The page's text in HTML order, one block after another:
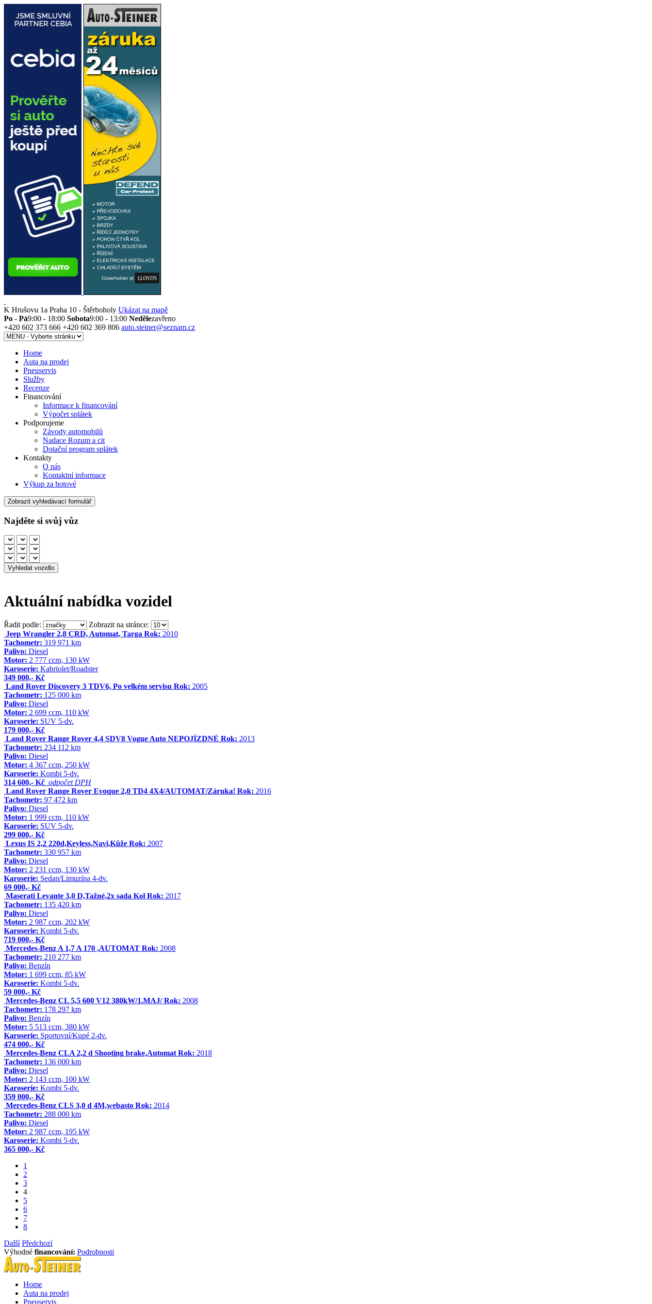
K Hrušovu 1a Praha 10 - Štěrboholy Ukázat na mapě
Po - Pá9:00 - 18:00 Sobota9:00 - 13:00 Nedělezavřeno
+420 602 373 666 +420 602 369 806 auto.steiner@seznam.cz
Home
Auta na prodej
Pneuservis
Služby
Recenze
Financování
Informace k financování
Výpočet splátek
Podporujeme
Závody automobilů
Nadace Rozum a cit
Dotační program splátek
Kontakty
O nás
Kontaktní informace
Výkup za hotové
Zobrazit vyhledávací formulář
Najděte si svůj vůz
Aktuální nabídka vozidel
Řadit podle:
Zobrazit na stránce:
Jeep Wrangler 2,8 CRD, Automat, Targa Rok: 2010
Tachometr: 319 971 km
Palivo: Diesel
Motor: 2 777 ccm, 130 kW
Karoserie: Kabriolet/Roadster
349 000,- Kč
Land Rover Discovery 3 TDV6, Po velkém servisu Rok: 2005
Tachometr: 125 000 km
Palivo: Diesel
Motor: 2 699 ccm, 110 kW
Karoserie: SUV 5-dv.
179 000,- Kč
Land Rover Range Rover 4,4 SDV8 Vogue Auto NEPOJÍZDNÉ Rok: 2013
Tachometr: 234 112 km
Palivo: Diesel
Motor: 4 367 ccm, 250 kW
Karoserie: Kombi 5-dv.
314 600,- Kč odpočet DPH
Land Rover Range Rover Evoque 2,0 TD4 4X4/AUTOMAT/Záruka! Rok: 2016
Tachometr: 97 472 km
Palivo: Diesel
Motor: 1 999 ccm, 110 kW
Karoserie: SUV 5-dv.
299 000,- Kč
Lexus IS 2,2 220d,Keyless,Navi,Kůže Rok: 2007
Tachometr: 330 957 km
Palivo: Diesel
Motor: 2 231 ccm, 130 kW
Karoserie: Sedan/Limuzína 4-dv.
69 000,- Kč
Maserati Levante 3,0 D,Tažné,2x sada Kol Rok: 2017
Tachometr: 135 420 km
Palivo: Diesel
Motor: 2 987 ccm, 202 kW
Karoserie: Kombi 5-dv.
719 000,- Kč
Mercedes-Benz A 1,7 A 170 ,AUTOMAT Rok: 2008
Tachometr: 210 277 km
Palivo: Benzín
Motor: 1 699 ccm, 85 kW
Karoserie: Kombi 5-dv.
59 000,- Kč
Mercedes-Benz CL 5,5 600 V12 380kW/1.MAJ/ Rok: 2008
Tachometr: 178 297 km
Palivo: Benzín
Motor: 5 513 ccm, 380 kW
Karoserie: Sportovní/Kupé 2-dv.
474 000,- Kč
Mercedes-Benz CLA 2,2 d Shooting brake,Automat Rok: 2018
Tachometr: 136 000 km
Palivo: Diesel
Motor: 2 143 ccm, 100 kW
Karoserie: Kombi 5-dv.
359 000,- Kč
Mercedes-Benz CLS 3,0 d 4M,webasto Rok: 2014
Tachometr: 288 000 km
Palivo: Diesel
Motor: 2 987 ccm, 195 kW
Karoserie: Kombi 5-dv.
365 000,- Kč
1
2
3
4
5
6
7
8
Další Předchozí
Výhodné financování: Podrobnosti
Home
Auta na prodej
Pneuservis